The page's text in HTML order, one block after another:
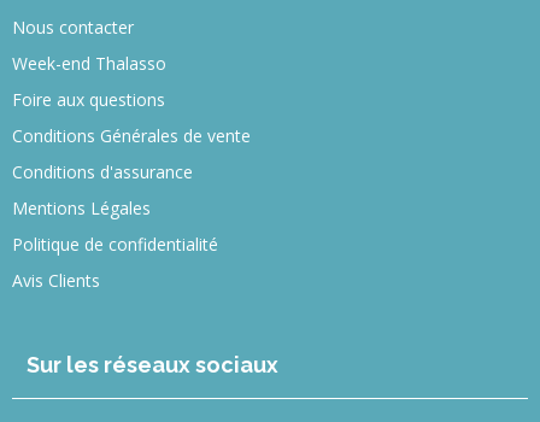
Nous contacter
Week-end Thalasso
Foire aux questions
Conditions Générales de vente
Conditions d'assurance
Mentions Légales
Politique de confidentialité
Avis Clients
Sur les réseaux sociaux